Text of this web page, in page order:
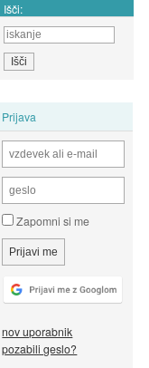
Išči:
Prijava
Zapomni si me
nov uporabnik
pozabili geslo?